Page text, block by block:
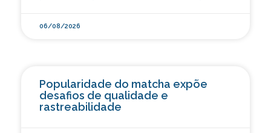
06/08/2026
Popularidade do matcha expõe
desafios de qualidade e
rastreabilidade